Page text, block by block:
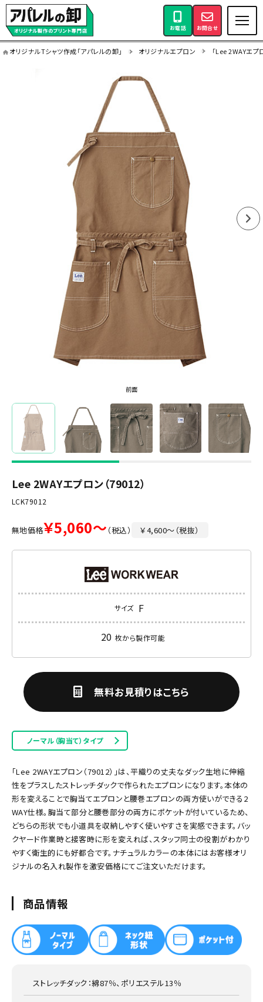
お電話 お問合せ
オリジナルTシャツ作成「アパレルの卸」 オリジナルエプロン 「Lee 2WAYエプ
前面
Lee 2WAYエプロン（79012）
LCK79012
無地価格￥5,060～ （税込） ￥4,600～（税抜）
サイズ F
20 枚から製作可能
無料お見積りはこちら
ノーマル（胸当て）タイプ
「Lee 2WAYエプロン（79012）」は、平織りの丈夫なダック生地に伸縮
性をプラスしたストレッチダックで作られたエプロンになります。本体の
形を変えることで胸当てエプロンと腰巻エプロンの両方使いができる2
WAY仕様。胸当て部分と腰巻部分の両方にポケットが付いているため、
どちらの形状でも小道具を収納しやすく使いやすさを実感できます。バッ
クヤード作業時と接客時に形を変えれば、スタッフ同士の役割がわかり
やすく衛生的にも好都合です。ナチュラルカラーの本体にはお客様オリ
ジナルの名入れ製作を激安価格にてご注文いただけます。
商品情報
ストレッチダック：綿87％、ポリエステル13％